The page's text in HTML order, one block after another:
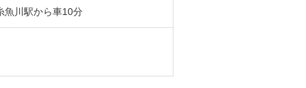
魚川駅から車10分